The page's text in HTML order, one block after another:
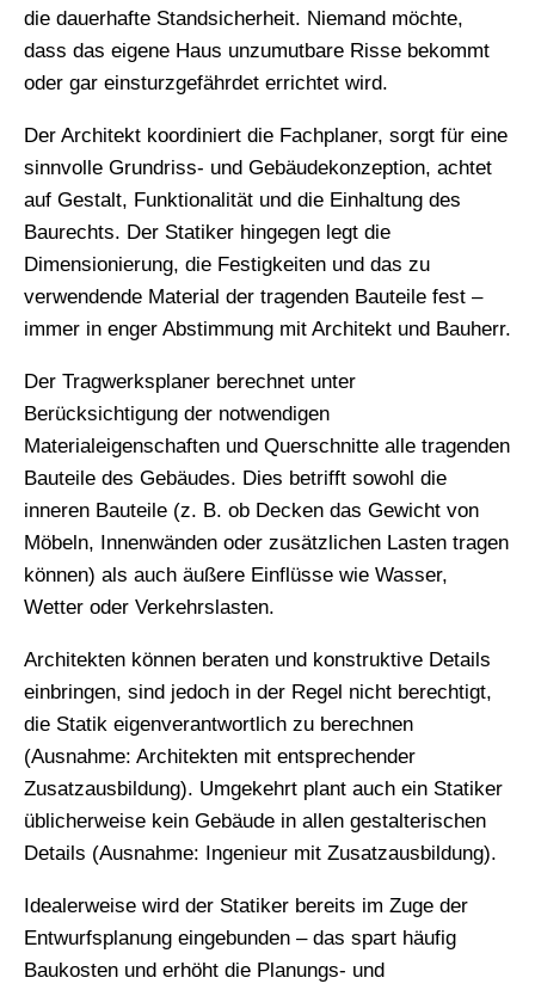
die dauerhafte Standsicherheit. Niemand möchte,
dass das eigene Haus unzumutbare Risse bekommt
oder gar einsturzgefährdet errichtet wird.
Der Architekt koordiniert die Fachplaner, sorgt für eine
sinnvolle Grundriss- und Gebäudekonzeption, achtet
auf Gestalt, Funktionalität und die Einhaltung des
Baurechts. Der Statiker hingegen legt die
Dimensionierung, die Festigkeiten und das zu
verwendende Material der tragenden Bauteile fest –
immer in enger Abstimmung mit Architekt und Bauherr.
Der Tragwerksplaner berechnet unter
Berücksichtigung der notwendigen
Materialeigenschaften und Querschnitte alle tragenden
Bauteile des Gebäudes. Dies betrifft sowohl die
inneren Bauteile (z. B. ob Decken das Gewicht von
Möbeln, Innenwänden oder zusätzlichen Lasten tragen
können) als auch äußere Einflüsse wie Wasser,
Wetter oder Verkehrslasten.
Architekten können beraten und konstruktive Details
einbringen, sind jedoch in der Regel nicht berechtigt,
die Statik eigenverantwortlich zu berechnen
(Ausnahme: Architekten mit entsprechender
Zusatzausbildung). Umgekehrt plant auch ein Statiker
üblicherweise kein Gebäude in allen gestalterischen
Details (Ausnahme: Ingenieur mit Zusatzausbildung).
Idealerweise wird der Statiker bereits im Zuge der
Entwurfsplanung eingebunden – das spart häufig
Baukosten und erhöht die Planungs- und